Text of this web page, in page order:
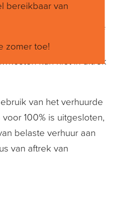
als geheel (inclusief
van BTW en de
kan niet in aftrek
van het verhuurde
100% is uitgesloten,
belaste verhuur aan
van aftrek van
bereikbaar van
zomer toe!